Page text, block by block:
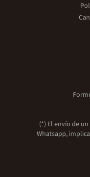
(*) El envío de
Whatsapp,